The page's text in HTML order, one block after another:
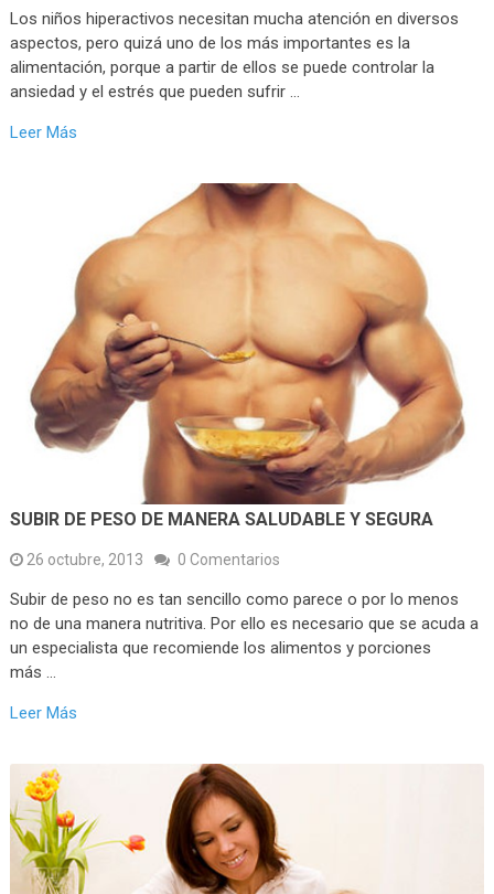
Los niños hiperactivos necesitan mucha atención en diversos
aspectos, pero quizá uno de los más importantes es la
alimentación, porque a partir de ellos se puede controlar la
ansiedad y el estrés que pueden sufrir …
Leer Más
SUBIR DE PESO DE MANERA SALUDABLE Y SEGURA
26 octubre, 2013 0 Comentarios
Subir de peso no es tan sencillo como parece o por lo menos
no de una manera nutritiva. Por ello es necesario que se acuda a
un especialista que recomiende los alimentos y porciones
más …
Leer Más